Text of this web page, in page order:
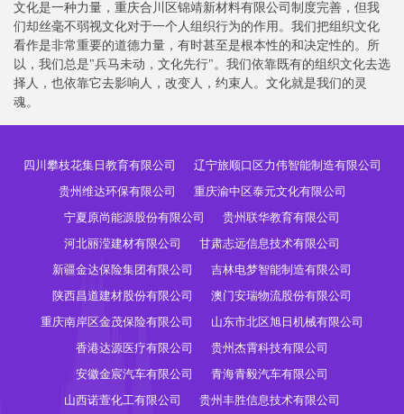
文化是一种力量，重庆合川区锦靖新材料有限公司制度完善，但我
们却丝毫不弱视文化对于一个人组织行为的作用。我们把组织文化
看作是非常重要的道德力量，有时甚至是根本性的和决定性的。所
以，我们总是"兵马未动，文化先行"。我们依靠既有的组织文化去选
择人，也依靠它去影响人，改变人，约束人。文化就是我们的灵
魂。
四川攀枝花集日教育有限公司
辽宁旅顺口区力伟智能制造有限公司
贵州维达环保有限公司
重庆渝中区泰元文化有限公司
宁夏原尚能源股份有限公司
贵州联华教育有限公司
河北丽滢建材有限公司
甘肃志远信息技术有限公司
新疆金达保险集团有限公司
吉林电梦智能制造有限公司
陕西昌道建材股份有限公司
澳门安瑞物流股份有限公司
重庆南岸区金茂保险有限公司
山东市北区旭日机械有限公司
香港达源医疗有限公司
贵州杰霄科技有限公司
安徽金宸汽车有限公司
青海青毅汽车有限公司
山西诺萱化工有限公司
贵州丰胜信息技术有限公司